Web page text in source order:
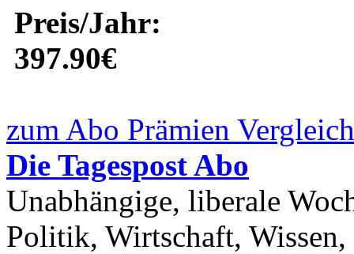
Preis/Jahr:
397.90€
zum Abo Prämien
Die Tagespost Abo
Unabhängige, liberale
Politik, Wirtschaft,